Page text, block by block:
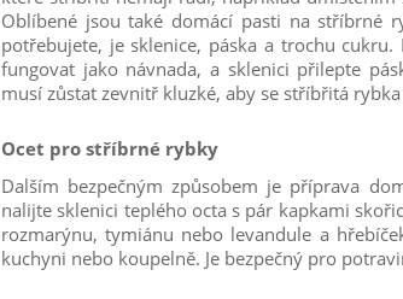
Oblíbené jsou také domácí pasti na stříbrné
potřebujete, je sklenice, páska a trochu
fungovat jako návnada, a sklenici přilepte
musí zůstat zevnitř kluzké, aby se stříbřitá
Ocet pro stříbrné rybky
Dalším bezpečným způsobem je příprava
nalijte sklenici teplého octa s pár kapkami
rozmarýnu, tymiánu nebo levandule a
kuchyni nebo koupelně. Je bezpečný pro